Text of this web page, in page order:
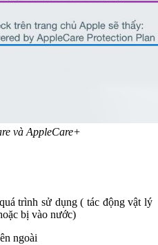
và AppleCare+
trình sử dụng ( tác động vật lý
bị vào nước)
ngoài